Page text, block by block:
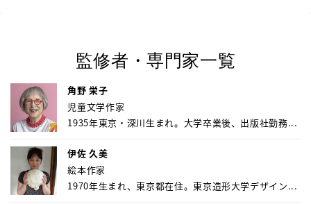
監修者・専門家一覧
角野 栄子
児童文学作家
1935年東京・深川生まれ。大学卒業後、出版社勤務...
伊佐 久美
絵本作家
1970年生まれ、東京都在住。東京造形大学デザイン...